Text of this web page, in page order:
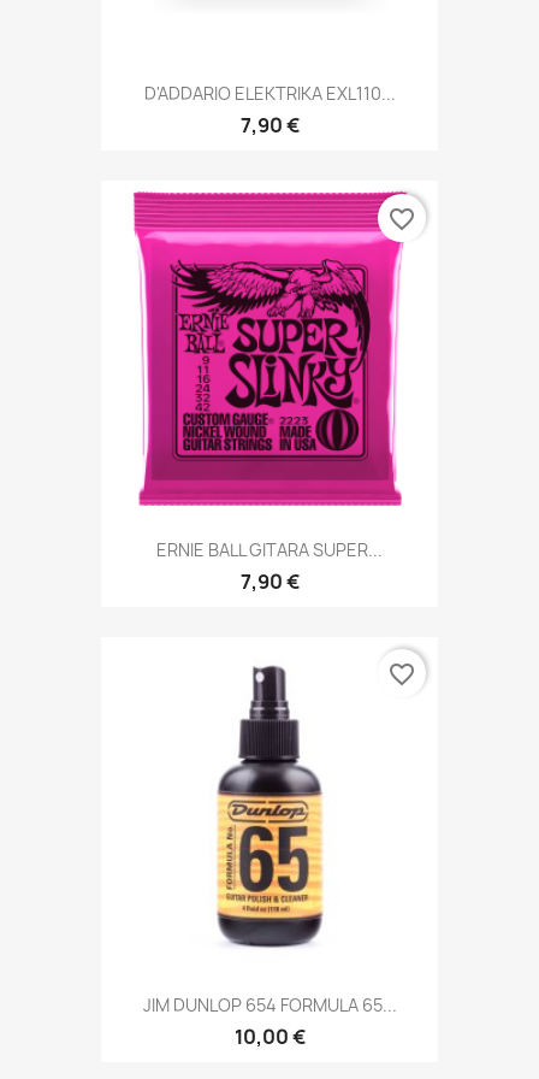
D'ADDARIO ELEKTRIKA EXL110...
7,90 €
ERNIE BALL GITARA SUPER...
7,90 €
favorite_border
JIM DUNLOP 654 FORMULA 65...
10,00 €
favorite_border